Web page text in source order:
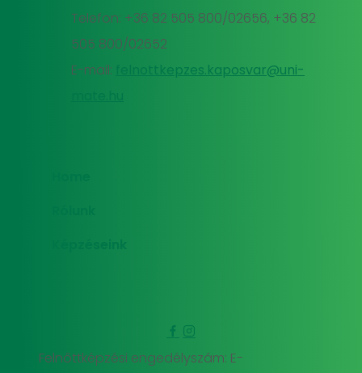
Telefon: +36 82 505 800/02656, +36 82
505 800/02652
E-mail:
felnottkepzes.kaposvar@uni-
Felnőttképzési engedélyszám: E-